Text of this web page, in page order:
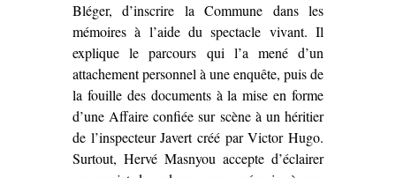
Bléger, d’inscrire la Commune dans les
mémoires à l’aide du spectacle vivant. Il
explique le parcours qui l’a mené d’un
attachement personnel à une enquête, puis de
la fouille des documents à la mise en forme
d’une Affaire confiée sur scène à un héritier
de l’inspecteur Javert créé par Victor Hugo.
Surtout, Hervé Masnyou accepte d’éclairer